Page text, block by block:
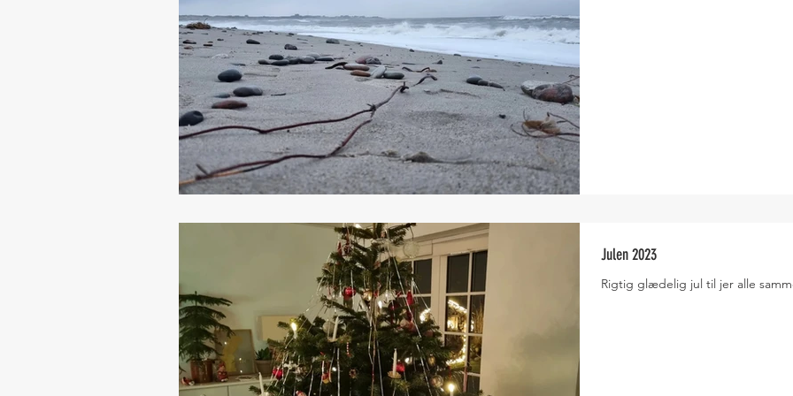
Julen 2023
Rigtig glædelig jul til jer alle